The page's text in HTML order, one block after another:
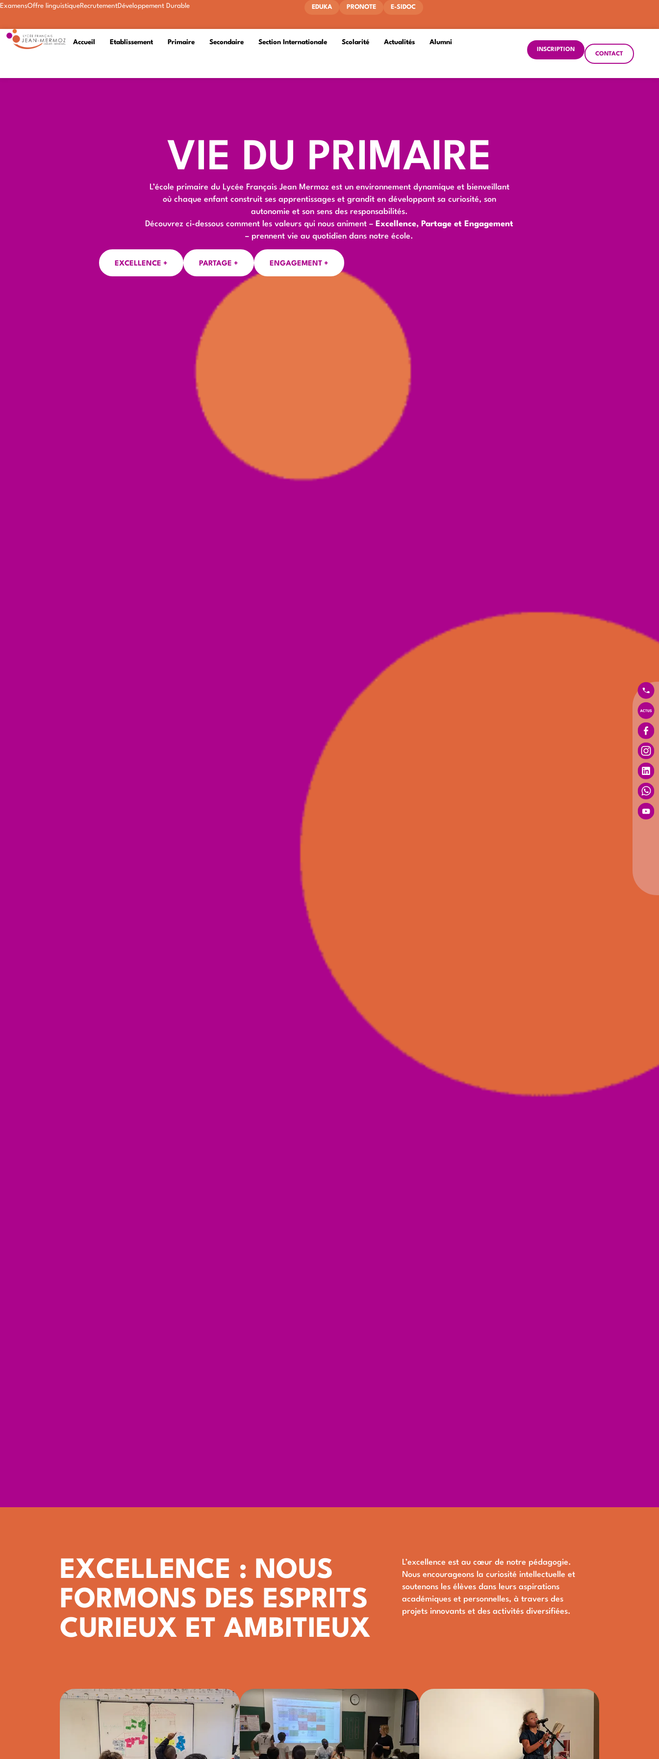
ExamensOffre linguistiqueRecrutementDéveloppement Durable EDUKA PRONOTE E-SIDOC
Accueil Etablissement Primaire Secondaire Section Internationale Scolarité Actualités Alumni
INSCRIPTION
CONTACT
VIE DU PRIMAIRE
L’école primaire du Lycée Français Jean Mermoz est un environnement dynamique et bienveillant
où chaque enfant construit ses apprentissages et grandit en développant sa curiosité, son
autonomie et son sens des responsabilités.
Découvrez ci-dessous comment les valeurs qui nous animent – Excellence, Partage et Engagement
– prennent vie au quotidien dans notre école.
EXCELLENCE + PARTAGE + ENGAGEMENT +
EXCELLENCE : NOUS
FORMONS DES ESPRITS
CURIEUX ET AMBITIEUX
L’excellence est au cœur de notre pédagogie.
Nous encourageons la curiosité intellectuelle et
soutenons les élèves dans leurs aspirations
académiques et personnelles, à travers des
projets innovants et des activités diversifiées.